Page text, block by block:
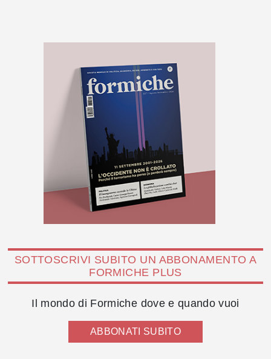
SOTTOSCRIVI SUBITO UN ABBONAMENTO A
FORMICHE PLUS
Il mondo di Formiche dove e quando vuoi
ABBONATI SUBITO